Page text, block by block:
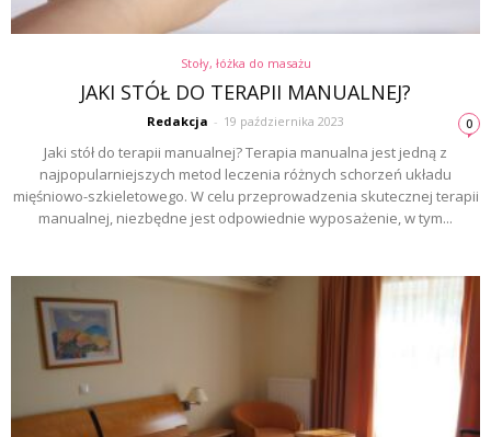
Stoły, łóżka do masażu
JAKI STÓŁ DO TERAPII MANUALNEJ?
Redakcja - 19 października 2023 0
Jaki stół do terapii manualnej? Terapia manualna jest jedną z
najpopularniejszych metod leczenia różnych schorzeń układu
mięśniowo-szkieletowego. W celu przeprowadzenia skutecznej terapii
manualnej, niezbędne jest odpowiednie wyposażenie, w tym...